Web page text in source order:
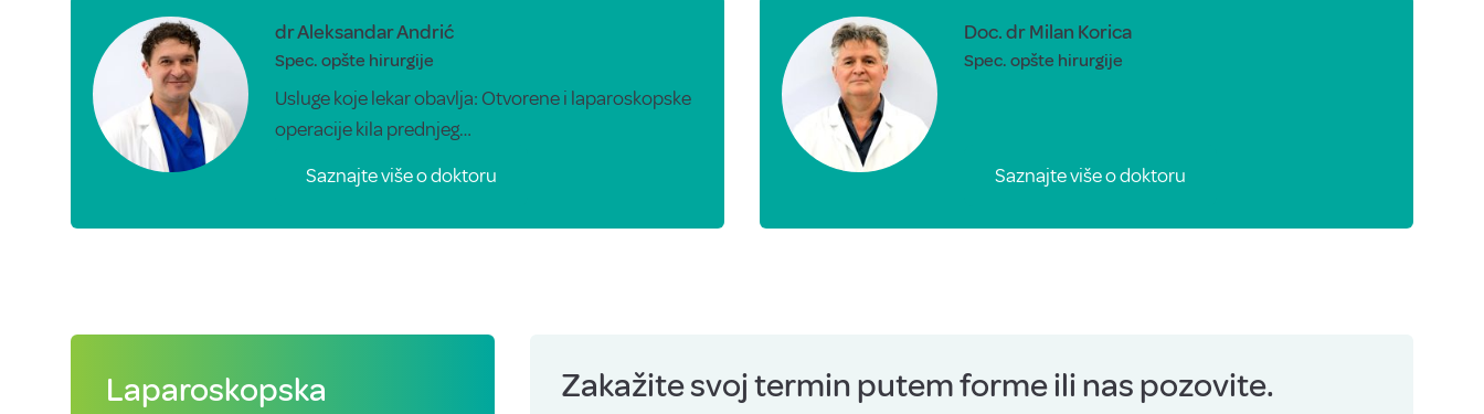
dr Aleksandar Andrić
Spec. opšte hirurgije
Usluge koje lekar obavlja: Otvorene i laparoskopske
operacije kila prednjeg…
Saznajte više o doktoru
Doc. dr Milan Korica
Spec. opšte hirurgije
Saznajte više o doktoru
Laparoskopska
Zakažite svoj termin putem forme ili nas pozovite.